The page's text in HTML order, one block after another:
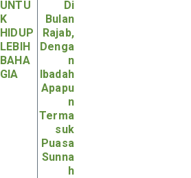
UNTU
K
HIDUP
LEBIH
BAHA
GIA
Di
Bulan
Rajab,
Denga
n
Ibadah
Apapu
n
Terma
suk
Puasa
Sunna
h